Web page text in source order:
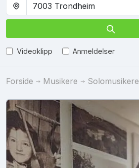
Videoklipp Anmeldelser
Forside Musikere Solomusikere